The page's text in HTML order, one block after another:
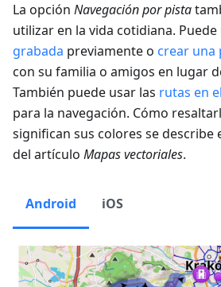
La opción Navegación por pista
utilizar en la vida cotidiana. Puede
grabada previamente o crear una
con su familia o amigos en lugar
También puede usar las rutas en
para la navegación. Cómo
significan sus colores se describe
del artículo Mapas vectoriales.
Android iOS